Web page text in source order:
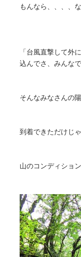
もんなら、、、、
「台風直撃して外
込んでさ、みんな
そんなみなさんの
到着できただけじ
山のコンディショ